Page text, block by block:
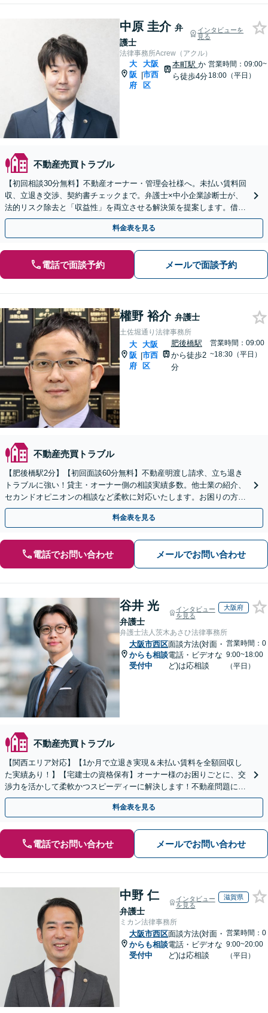
中原 圭介 弁
護士
インタビューを
見る
法律事務所Acrew（アクル）
大
阪
府
|
大阪
市西
区
本町駅 か
ら徒歩4分
営業時間：09:00~
18:00（平日）
不動産売買トラブル
【初回相談30分無料】不動産オーナー・管理会社様へ。未払い賃料回
収、立退き交渉、契約書チェックまで。弁護士×中小企業診断士が、
法的リスク除去と「収益性」を両立させる解決策を提案します。借り
る側のトラブルも対応可能。
料金表を見る
電話で面談予約 メールで面談予約
權野 裕介 弁護士
土佐堀通り法律事務所
大
阪
府
|
大阪
市西
区
肥後橋駅
から徒歩2
分
営業時間：09:00
~18:30（平日）
不動産売買トラブル
【肥後橋駅2分】【初回面談60分無料】不動産明渡し請求、立ち退き
トラブルに強い！貸主・オーナー側の相談実績多数。他士業の紹介、
セカンドオピニオンの相談など柔軟に対応いたします。お困りの方
は、お気軽にご相談ください【夜間・休日対応可】
料金表を見る
電話でお問い合わせ メールでお問い合わせ
谷井 光
弁護士
インタビュー
を見る
大阪府
弁護士法人茨木あさひ法律事務所
大阪市西区
からも相談
受付中
面談方法(対面・
電話・ビデオな
ど)は応相談
営業時間：0
9:00~18:00
（平日）
不動産売買トラブル
【関西エリア対応】【1か月で立退き実現＆未払い賃料を全額回収し
た実績あり！】【宅建士の資格保有】オーナー様のお困りごとに、交
渉力を活かして柔軟かつスピーディーに解決します！不動産問題に幅
広く対応しています。
料金表を見る
電話でお問い合わせ メールでお問い合わせ
中野 仁
弁護士
インタビュー
を見る
滋賀県
ミカン法律事務所
大阪市西区
からも相談
受付中
面談方法(対面・
電話・ビデオな
ど)は応相談
営業時間：0
9:00~20:00
（平日）